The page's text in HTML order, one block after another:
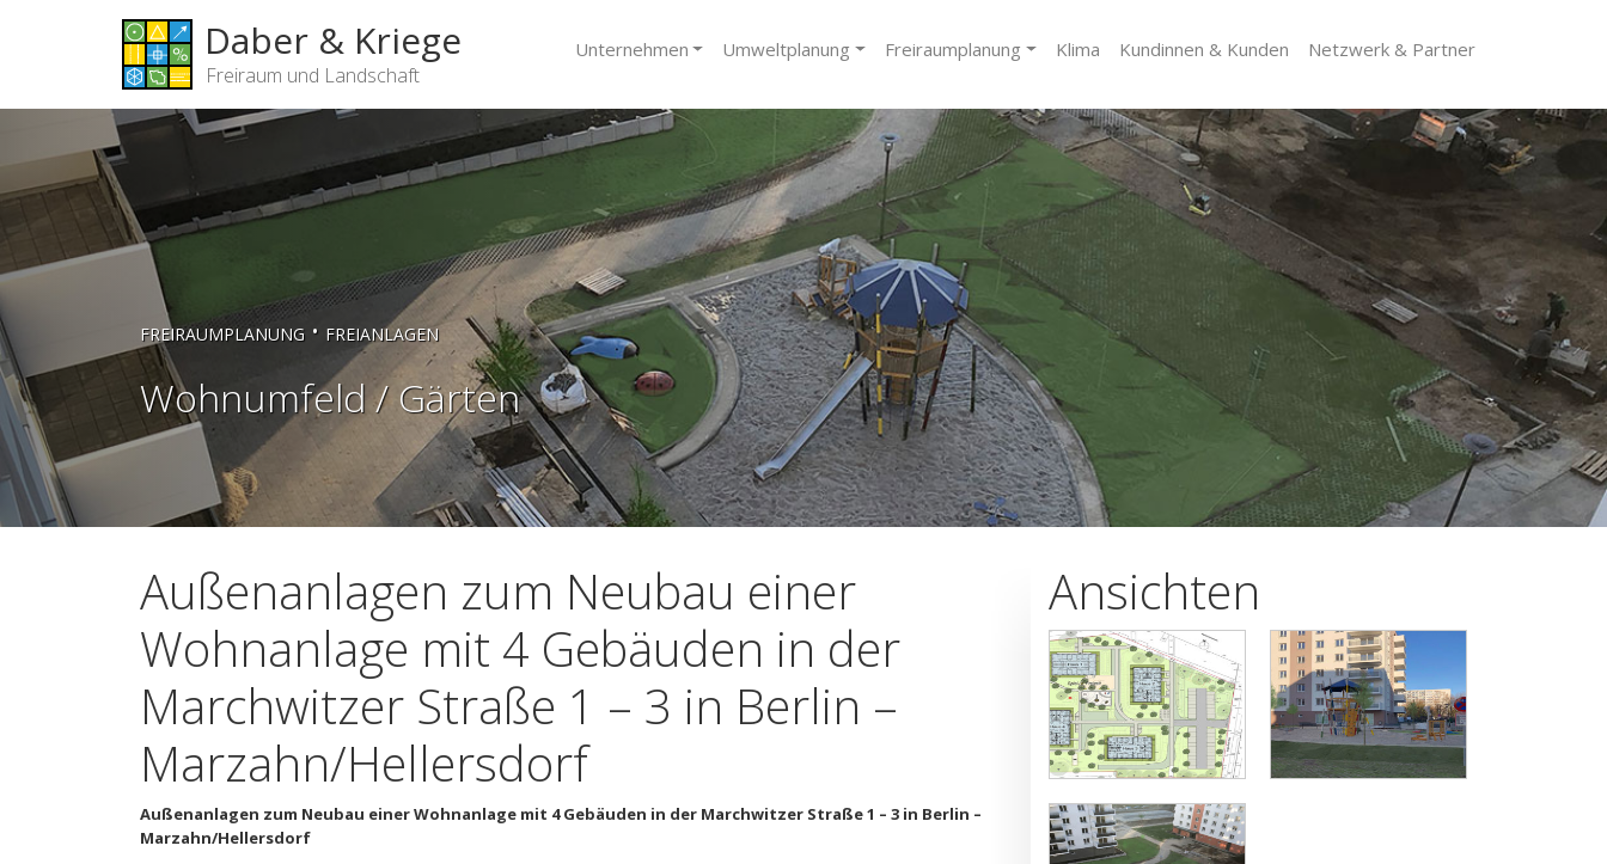
Daber & Kriege
Freiraum und Landschaft
Unternehmen Umweltplanung Freiraumplanung Klima Kundinnen & Kunden Netzwerk & Partner
FREIRAUMPLANUNG • FREIANLAGEN
Wohnumfeld / Gärten
Außenanlagen zum Neubau einer
Wohnanlage mit 4 Gebäuden in der
Marchwitzer Straße 1 – 3 in Berlin –
Marzahn/Hellersdorf
Außenanlagen zum Neubau einer Wohnanlage mit 4 Gebäuden in der Marchwitzer Straße 1 – 3 in Berlin –
Marzahn/Hellersdorf
Ansichten